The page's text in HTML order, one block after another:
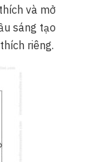
và mở
sáng tạo
riêng.